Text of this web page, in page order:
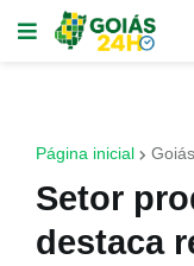
Página inicial
Setor
destaca